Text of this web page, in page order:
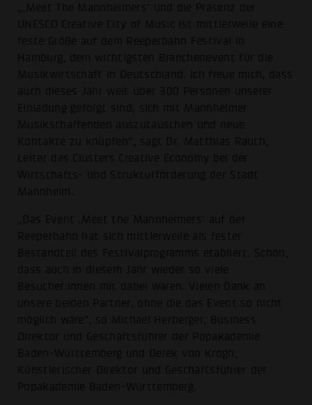
„‚Meet The Mannheimers‘ und die Präsenz der
UNESCO Creative City of Music ist mittlerweile eine
feste Größe auf dem Reeperbahn Festival in
Hamburg, dem wichtigsten Branchenevent für die
Musikwirtschaft in Deutschland. Ich freue mich, dass
auch dieses Jahr weit über 300 Personen unserer
Einladung gefolgt sind, sich mit Mannheimer
Musikschaffenden auszutauschen und neue
Kontakte zu knüpfen“, sagt Dr. Matthias Rauch,
Leiter des Clusters Creative Economy bei der
Wirtschafts- und Strukturförderung der Stadt
Mannheim.
„Das Event ‚Meet the Mannheimers‘ auf der
Reeperbahn hat sich mittlerweile als fester
Bestandteil des Festivalprogramms etabliert. Schön,
dass auch in diesem Jahr wieder so viele
Besucher:innen mit dabei waren. Vielen Dank an
unsere beiden Partner, ohne die das Event so nicht
möglich wäre", so Michael Herberger, Business
Direktor und Geschäftsführer der Popakademie
Baden-Württemberg und Derek von Krogh,
Künstlerischer Direktor und Geschäftsführer der
Popakademie Baden-Württemberg.